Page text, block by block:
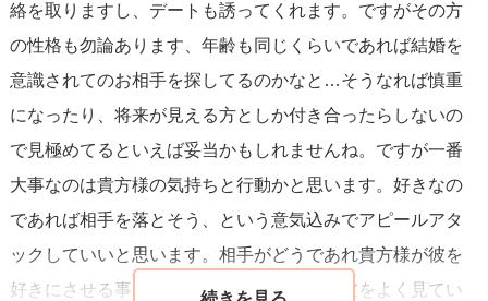
絡を取りますし、デートも誘ってくれます。ですがその方
の性格も勿論あります、年齢も同じくらいであれば結婚を
意識されてのお相手を探してるのかなと…そうなれば慎重
になったり、将来が見える方としか付き合ったらしないの
で見極めてるといえば妥当かもしれませんね。ですが一番
大事なのは貴方様の気持ちと行動かと思います。好きなの
であれば相手を落とそう、という意気込みでアピールアタ
ックしていいと思います。相手がどうであれ貴方様が彼を
好きにさせる事が出来たらいいですよね。彼をよく見てい